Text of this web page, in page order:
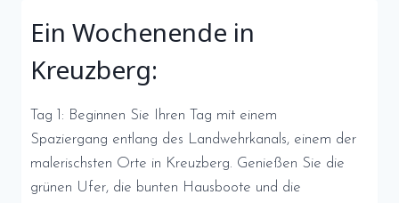
Ein Wochenende in
Kreuzberg:
Tag 1: Beginnen Sie Ihren Tag mit einem
Spaziergang entlang des Landwehrkanals, einem der
malerischsten Orte in Kreuzberg. Genießen Sie die
grünen Ufer, die bunten Hausboote und die